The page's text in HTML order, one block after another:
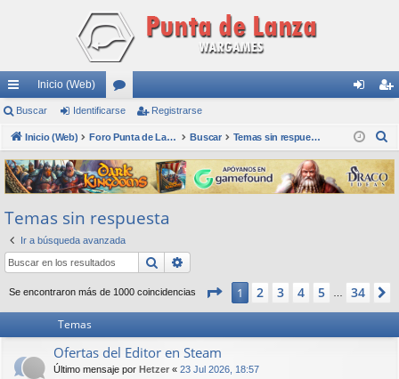
nl
ac
es
rá
pi
do
s
Inicio (Web)
or
os nti
fic
ar
ist
ra
rs
Buscar Identificarse Registrarse
Inicio (Web) Foro Punta de Lanza Wargames Buscar Temas sin respuesta
s
c
Temas sin respuesta
Ir a búsqueda avanzada
Buscar
Se encontraron más de 1000 coincidencias Página de 34
1 2 3 4 5 34
Temas
Ofertas del Editor en Steam
Último mensaje por Hetzer « 23 Jul 2026, 18:57